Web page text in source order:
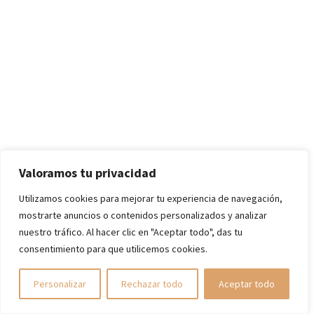
Valoramos tu privacidad
Utilizamos cookies para mejorar tu experiencia de navegación,
mostrarte anuncios o contenidos personalizados y analizar
nuestro tráfico. Al hacer clic en "Aceptar todo", das tu
consentimiento para que utilicemos cookies.
Personalizar Rechazar todo Aceptar todo